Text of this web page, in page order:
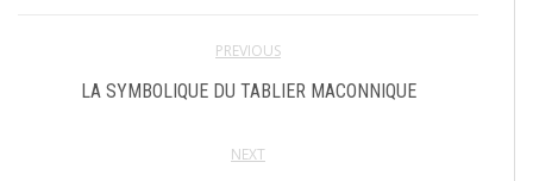
PREVIOUS
LA SYMBOLIQUE DU TABLIER MACONNIQUE
NEXT